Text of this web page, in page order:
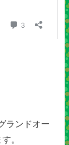
ランドオー
。